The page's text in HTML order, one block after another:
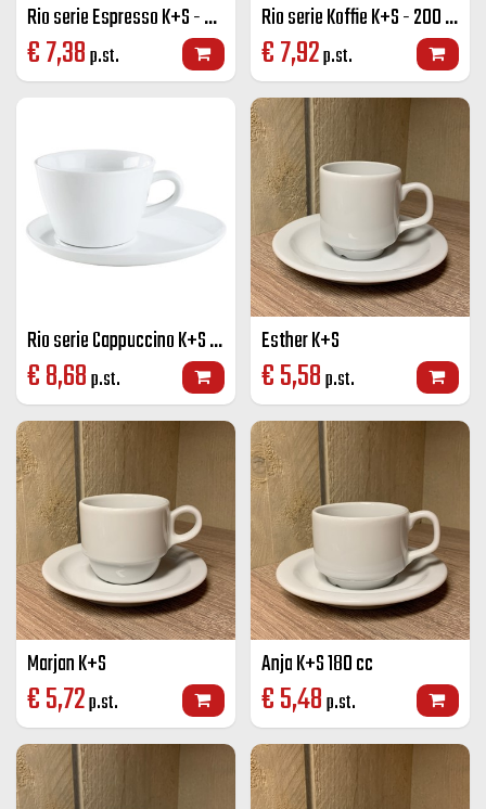
Rio serie Espresso K+S - 70 cc.
€7,38p.st.
Rio serie Koffie K+S - 200 cc.
€7,92p.st.
Rio serie Cappuccino K+S - 270 cc.
€8,68p.st.
Esther K+S
€5,58p.st.
Marjan K+S
€5,72p.st.
Anja K+S 180 cc
€5,48p.st.